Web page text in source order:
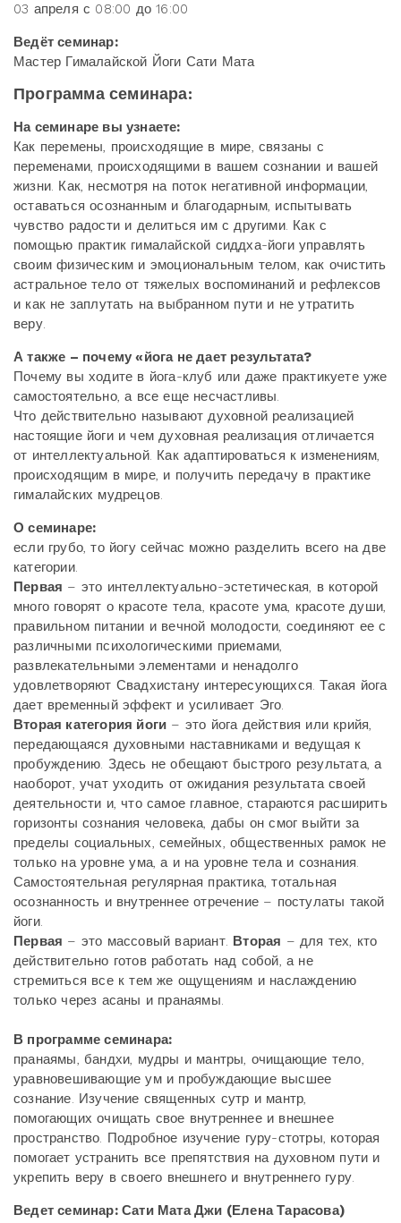
03 апреля с 08:00 до 16:00
Ведёт семинар:
Мастер Гималайской Йоги Сати Мата
Программа семинара:
На семинаре вы узнаете:
Как перемены, происходящие в мире, связаны с
переменами, происходящими в вашем сознании и вашей
жизни. Как, несмотря на поток негативной информации,
оставаться осознанным и благодарным, испытывать
чувство радости и делиться им с другими. Как с
помощью практик гималайской сиддха-йоги управлять
своим физическим и эмоциональным телом, как очистить
астральное тело от тяжелых воспоминаний и рефлексов
и как не заплутать на выбранном пути и не утратить
веру.
А также – почему «йога не дает результата?
Почему вы ходите в йога-клуб или даже практикуете уже
самостоятельно, а все еще несчастливы.
Что действительно называют духовной реализацией
настоящие йоги и чем духовная реализация отличается
от интеллектуальной. Как адаптироваться к изменениям,
происходящим в мире, и получить передачу в практике
гималайских мудрецов.
О семинаре:
если грубо, то йогу сейчас можно разделить всего на две
категории.
Первая – это интеллектуально-эстетическая, в которой
много говорят о красоте тела, красоте ума, красоте души,
правильном питании и вечной молодости, соединяют ее с
различными психологическими приемами,
развлекательными элементами и ненадолго
удовлетворяют Свадхистану интересующихся. Такая йога
дает временный эффект и усиливает Эго.
Вторая категория йоги – это йога действия или крийя,
передающаяся духовными наставниками и ведущая к
пробуждению. Здесь не обещают быстрого результата, а
наоборот, учат уходить от ожидания результата своей
деятельности и, что самое главное, стараются расширить
горизонты сознания человека, дабы он смог выйти за
пределы социальных, семейных, общественных рамок не
только на уровне ума, а и на уровне тела и сознания.
Самостоятельная регулярная практика, тотальная
осознанность и внутреннее отречение – постулаты такой
йоги.
Первая – это массовый вариант. Вторая – для тех, кто
действительно готов работать над собой, а не
стремиться все к тем же ощущениям и наслаждению
только через асаны и пранаямы.
В программе семинара:
пранаямы, бандхи, мудры и мантры, очищающие тело,
уравновешивающие ум и пробуждающие высшее
сознание. Изучение священных сутр и мантр,
помогающих очищать свое внутреннее и внешнее
пространство. Подробное изучение гуру-стотры, которая
помогает устранить все препятствия на духовном пути и
укрепить веру в своего внешнего и внутреннего гуру.
Ведет семинар: Сати Мата Джи (Елена Тарасова)